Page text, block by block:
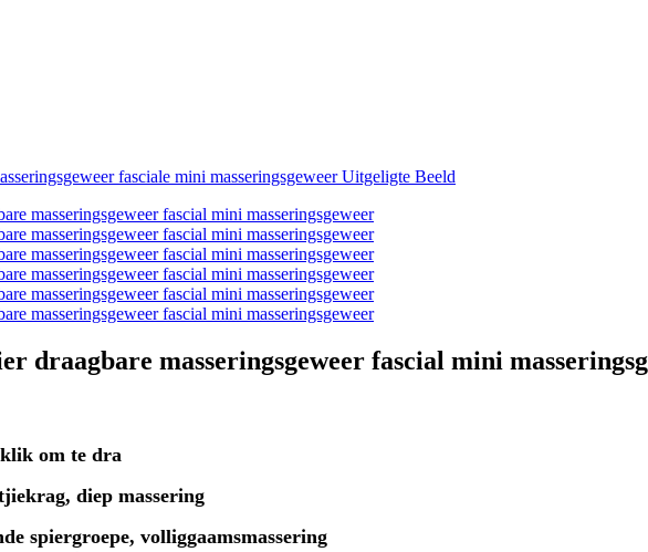
draagbare masseringsgeweer fascial mini
om te dra
diep massering
spiergroepe, volliggaamsmassering